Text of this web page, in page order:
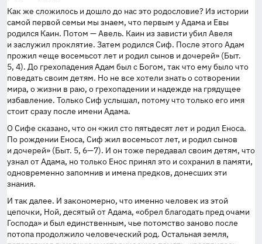
Как же сложилось и дошло до нас это родословие? Из истории
самой первой семьи мы знаем, что первым у Адама и Евы
родился Каин. Потом — Авель. Каин из зависти убил Авеля
и заслужил проклятие. Затем родился Сиф. После этого Адам
прожил «еще восемьсот лет и родил сынов и дочерей» (Быт.
5, 4). До грехопадения Адам был с Богом, так что ему было что
поведать своим детям. Но не все хотели знать о сотворении
мира, о жизни в раю, о грехопадении и надежде на грядущее
избавление. Только Сиф услышал, потому что только его имя
стоит сразу после имени Адама.
О Сифе сказано, что он «жил сто пятьдесят лет и родил Еноса.
По рождении Еноса, Сиф жил восемьсот лет, и родил сынов
и дочерей» (Быт. 5, 6—7). И он тоже передавал своим детям, что
узнал от Адама, но только Енос принял это и сохранил в памяти,
одновременно запомнив и имена предков, донесших эти
знания.
И так далее. И закономерно, что именно человек из этой
цепочки, Ной, десятый от Адама, «обрел благодать пред очами
Господа» и был единственным, чье потомство заново после
потопа продолжило человеческий род. Остальная земля,